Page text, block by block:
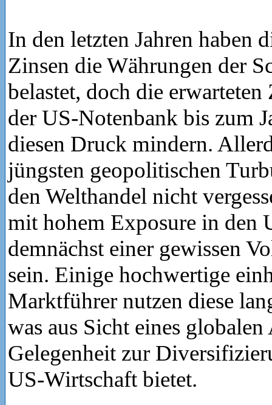
In den letzten Jahren haben
Zinsen die Währungen der
belastet, doch die erwarteten
der US-Notenbank bis zum
diesen Druck mindern.
jüngsten geopolitischen
den Welthandel nicht
mit hohem Exposure in den
demnächst einer gewissen
sein. Einige hochwertige
Marktführer nutzen diese
was aus Sicht eines globalen
Gelegenheit zur
US-Wirtschaft bietet.